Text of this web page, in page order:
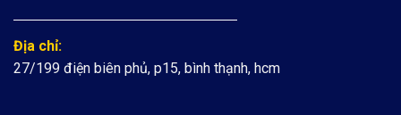
Địa chỉ:
27/199 điện biên phủ, p15, bình thạnh, hcm